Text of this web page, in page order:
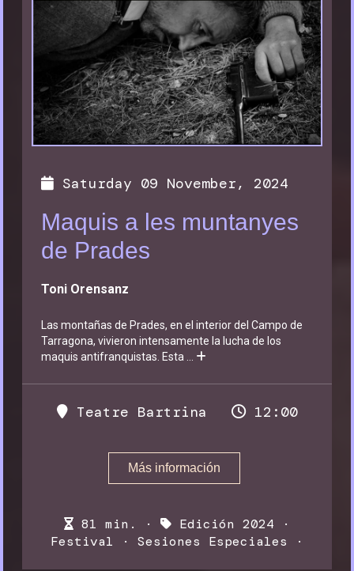
Saturday 09 November, 2024
Maquis a les muntanyes
de Prades
Toni Orensanz
Las montañas de Prades, en el interior del Campo de
Tarragona, vivieron intensamente la lucha de los
maquis antifranquistas. Esta
Teatre Bartrina 12:00
Más información
81 min. · Edición 2024 ·
Festival · Sesiones Especiales ·